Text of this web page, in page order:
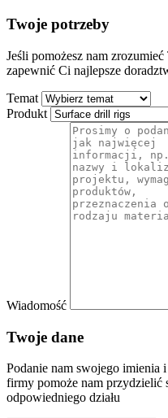
Twoje potrzeby
Jeśli pomożesz nam
zapewnić Ci najlepsze
Temat
Produkt
Wiadomość
Twoje dane
Podanie nam swojego imienia
firmy pomoże nam przydzielić
odpowiedniego działu